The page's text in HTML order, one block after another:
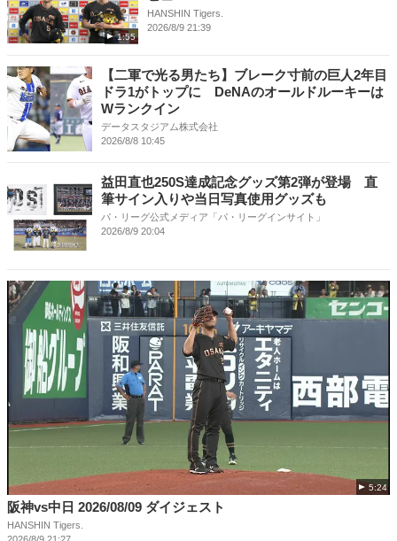
1:55
HANSHIN Tigers.
2026/8/9 21:39
【二軍で光る男たち】ブレーク寸前の巨人2年目
ドラ1がトップに DeNAのオールドルーキーは
Wランクイン
データスタジアム株式会社
2026/8/8 10:45
益田直也250S達成記念グッズ第2弾が登場 直
筆サイン入りや当日写真使用グッズも
パ・リーグ公式メディア「パ・リーグインサイト」
2026/8/9 20:04
5:24
阪神vs中日 2026/08/09 ダイジェスト
HANSHIN Tigers.